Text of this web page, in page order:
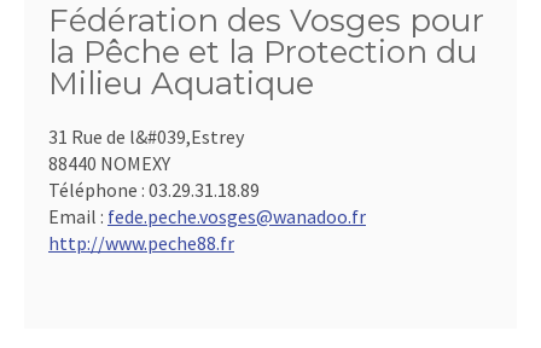
Fédération des Vosges pour
la Pêche et la Protection du
Milieu Aquatique
31 Rue de l&#039,Estrey
88440 NOMEXY
Téléphone : 03.29.31.18.89
Email : fede.peche.vosges@wanadoo.fr
http://www.peche88.fr